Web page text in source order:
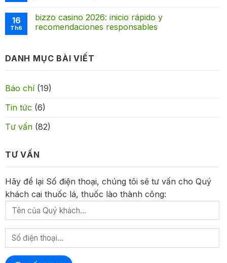
16
Th6
bizzo casino 2026: inicio rápido y
recomendaciones responsables
DANH MỤC BÀI VIẾT
Báo chí(19)
Tin tức (6)
Tư vấn (82)
TƯ VẤN
Hãy để lại Số điện thoại, chúng tôi sẽ tư vấn cho Quý
khách cai thuốc lá, thuốc lào thành công: